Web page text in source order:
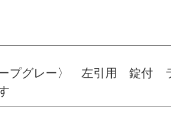
プグレー〉 左引用 錠付